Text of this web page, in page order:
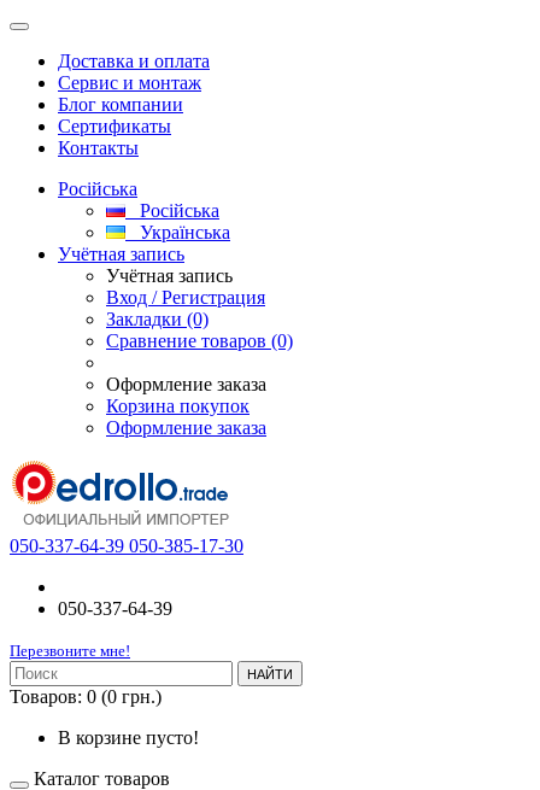
Доставка и оплата
Сервис и монтаж
Блог компании
Сертификаты
Контакты
Російська
Російська
Українська
Учётная запись
Учётная запись
Вход / Регистрация
Закладки (0)
Сравнение товаров (0)
Оформление заказа
Корзина покупок
Оформление заказа
050-337-64-39 050-385-17-30
050-337-64-39
Перезвоните мне!
НАЙТИ
Товаров: 0 (0 грн.)
В корзине пусто!
Каталог товаров